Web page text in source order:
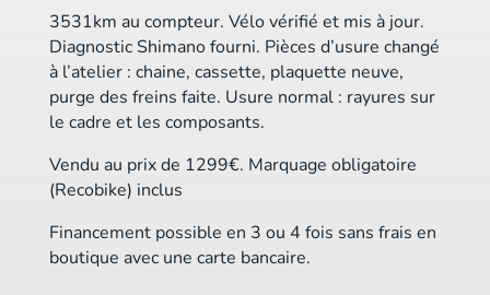
3531km au compteur. Vélo vérifié et mis à jour.
Diagnostic Shimano fourni. Pièces d’usure changé
à l’atelier : chaine, cassette, plaquette neuve,
purge des freins faite. Usure normal : rayures sur
le cadre et les composants.
Vendu au prix de 1299€. Marquage obligatoire
(Recobike) inclus
Financement possible en 3 ou 4 fois sans frais en
boutique avec une carte bancaire.